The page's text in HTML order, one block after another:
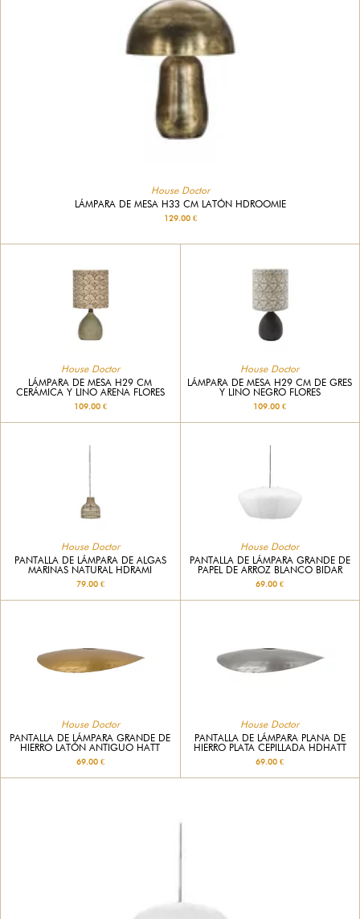
House Doctor
LÁMPARA DE MESA H33 CM LATÓN HDROOMIE
129.00 €
House Doctor
LÁMPARA DE MESA H29 CM
CERÁMICA Y LINO ARENA FLORES
109.00 €
House Doctor
LÁMPARA DE MESA H29 CM DE GRES
Y LINO NEGRO FLORES
109.00 €
House Doctor
PANTALLA DE LÁMPARA DE ALGAS
MARINAS NATURAL HDRAMI
79.00 €
House Doctor
PANTALLA DE LÁMPARA GRANDE DE
PAPEL DE ARROZ BLANCO BIDAR
69.00 €
House Doctor
PANTALLA DE LÁMPARA GRANDE DE
HIERRO LATÓN ANTIGUO HATT
69.00 €
House Doctor
PANTALLA DE LÁMPARA PLANA DE
HIERRO PLATA CEPILLADA HDHATT
69.00 €